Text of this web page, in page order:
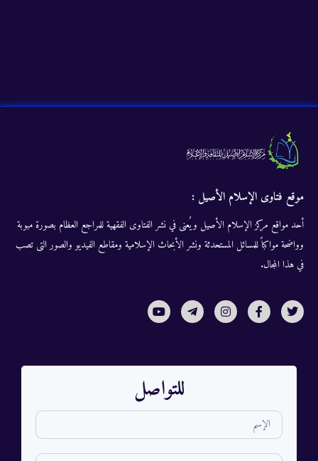
موقع فتاوى الإسلام الأصيل :
أحد مواقع مركز الإسلام الأصيل ويُعنى في نشر الفتاوى الفقهية للمراجع العظام بصورة مبوبة
وواضحة مواكباً للمسائل المستحدثة ونشر الأبحاث الإسلامية ومقاطع الفيديو والصور التى تصب
في هذا المجال.
للتواصل